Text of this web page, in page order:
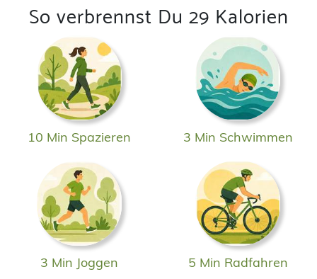
So verbrennst Du 29 Kalorien
10 Min Spazieren 3 Min Schwimmen
3 Min Joggen 5 Min Radfahren